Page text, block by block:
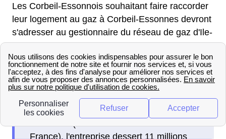
Les Corbeil-Essonnois souhaitant faire raccorder
leur logement au gaz à Corbeil-Essonnes devront
s'adresser au gestionnaire du réseau de gaz d'Ile-
De-France.
En France, le principal distributeur de gaz
est GRDF (Gaz Réseau Distribution
France), l'entreprise dessert 11 millions